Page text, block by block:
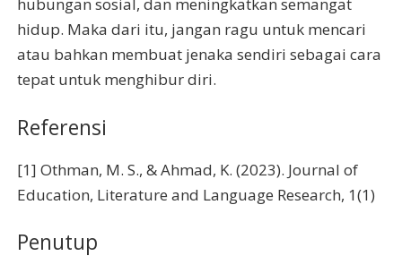
hubungan sosial, dan meningkatkan semangat
hidup. Maka dari itu, jangan ragu untuk mencari
atau bahkan membuat jenaka sendiri sebagai cara
tepat untuk menghibur diri.
Referensi
[1] Othman, M. S., & Ahmad, K. (2023). Journal of
Education, Literature and Language Research, 1(1)
Penutup